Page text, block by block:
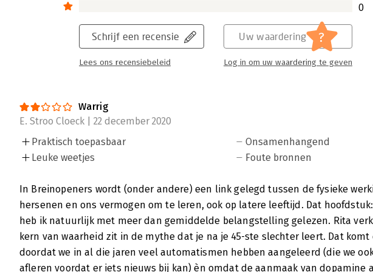
Lees verder
Amber Zwartbol | 21 november 2012
Leren is haar hobby. Hiermee start Ria van Dinteren haar meest
'Brein in training'. Waar ze echter nog meer plezier aan beleeft, is
mensen te laten leren. Met haar tips kun je meteen aan het werk
Lees verder
0
Schrijf een recensie
Lees ons recensiebeleid
Uw waardering ?
Log in om uw waardering te geven
Warrig
E. Stroo Cloeck | 22 december 2020
Praktisch toepasbaar
Leuke weetjes
Onsamenhangend
Foute bronnen
In Breinopeners wordt (onder andere) een link gelegd tussen de fysieke
hersenen en ons vermogen om te leren, ook op latere leeftijd. Dat hoofdstuk:
heb ik natuurlijk met meer dan gemiddelde belangstelling gelezen. Rita
kern van waarheid zit in de mythe dat je na je 45-ste slechter leert. Dat komt
doordat we in al die jaren veel automatismen hebben aangeleerd (die we
afleren voordat er iets nieuws bij kan) èn omdat de aanmaak van dopamine